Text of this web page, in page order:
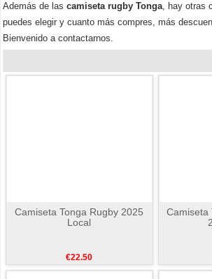
Además de las camiseta rugby Tonga, hay otras
puedes elegir y cuanto más compres, más
Bienvenido a contactarnos.
Camiseta Tonga Rugby 2025
Local
€22.50
Camiseta